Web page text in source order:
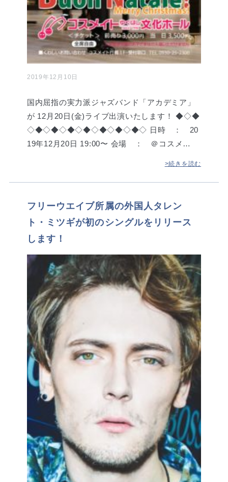
2019年12月10日
国内屈指の実力派ジャズバンド「アカデミア」
が 12月20日(金)ライブ出演いたします！ ◆◇◆
◇◆◇◆◇◆◇◆◇◆◇◆◇◆◇ 日時 ： 20
19年12月20日 19:00〜 会場 ： ＠コスメ…
>続きを読む
フリーウエイブ所属の外国人タレン
ト・ミツギが初のシングルをリリース
します！